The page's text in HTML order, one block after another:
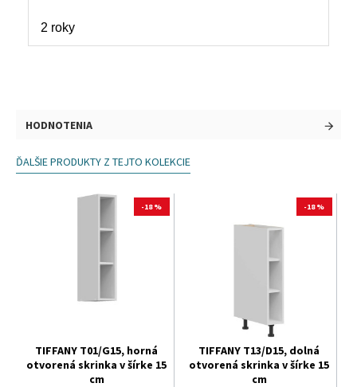
2 roky
HODNOTENIA
ĎALŠIE PRODUKTY Z TEJTO KOLEKCIE
-18 %
TIFFANY T01/G15, horná
otvorená skrinka v šírke 15
cm
-18 %
TIFFANY T13/D15, dolná
otvorená skrinka v šírke 15
cm